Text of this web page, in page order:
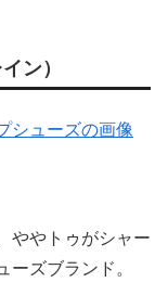
ン）
ややトゥがシャー
ーズブランド。